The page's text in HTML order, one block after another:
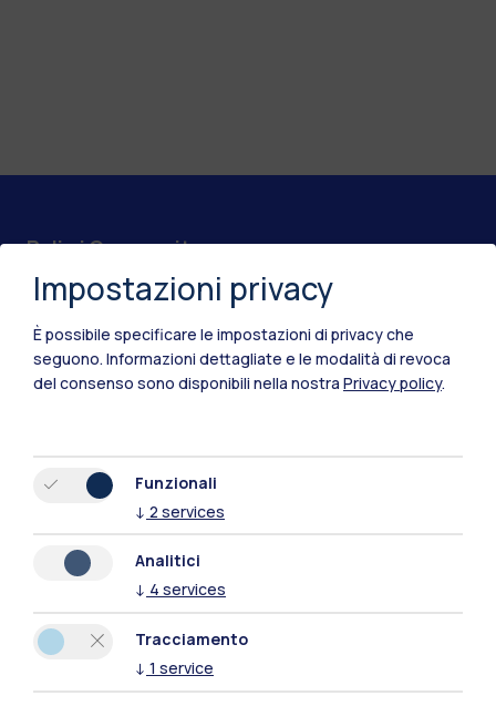
Polimi Community
Tutti i siti dell’ecosistema
Residenze Frontiere
Impostazioni privacy
È possibile specificare le impostazioni di privacy che
seguono. Informazioni dettagliate e le modalità di revoca
del consenso sono disponibili nella nostra Privacy policy.
Funzionali
↓ 2 services
Analitici
↓ 4 services
Tracciamento
↓ 1 service